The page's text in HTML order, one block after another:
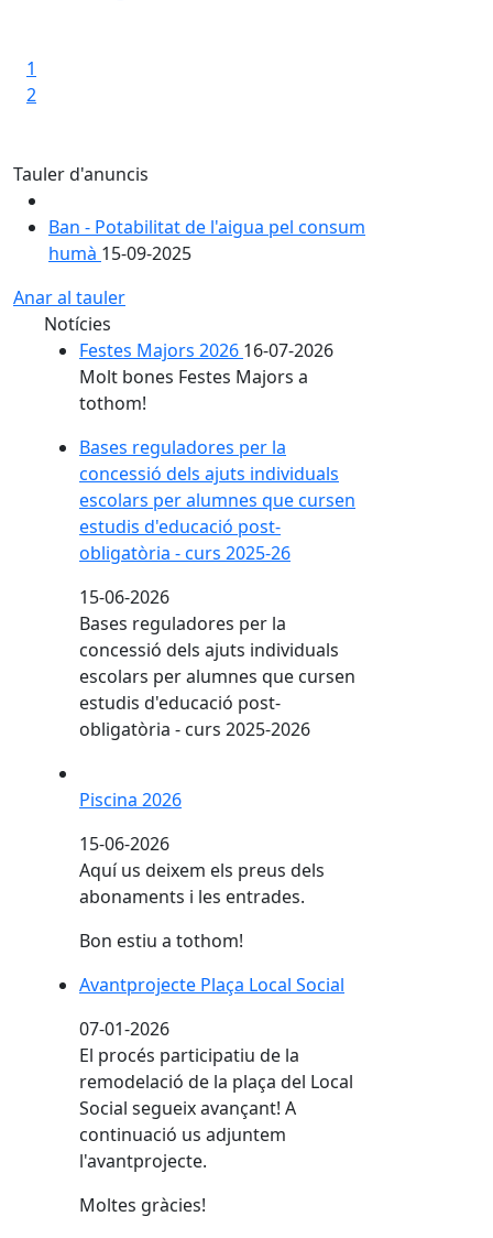
1
2
Tauler d'anuncis
Ban - Potabilitat de l'aigua pel consum
humà 15-09-2025
Anar al tauler
Notícies
Festes Majors 2026 16-07-2026
Molt bones Festes Majors a
tothom!
Bases reguladores per la
concessió dels ajuts individuals
escolars per alumnes que cursen
estudis d'educació post-
obligatòria - curs 2025-26
15-06-2026
Bases reguladores per la
concessió dels ajuts individuals
escolars per alumnes que cursen
estudis d'educació post-
obligatòria - curs 2025-2026
Piscina 2026
15-06-2026
Aquí us deixem els preus dels
abonaments i les entrades.
Bon estiu a tothom!
Avantprojecte Plaça Local Social
07-01-2026
El procés participatiu de la
remodelació de la plaça del Local
Social segueix avançant! A
continuació us adjuntem
l'avantprojecte.
Moltes gràcies!